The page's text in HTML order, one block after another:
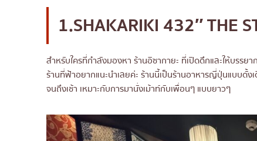
1.SHAKARIKI 432″ THE
สำหรับใครที่กำลังมองหา ร้านอิซากายะ ที่เปิดดึกและให้บรร
ร้านที่ฟ้าอยากแนะนำเลยค่ะ ร้านนี้เป็นร้านอาหารญี่ปุ่นแบบดั้ง
จนถึงเช้า เหมาะกับการมานั่งเม้าท์กับเพื่อนๆ แบบยาวๆ